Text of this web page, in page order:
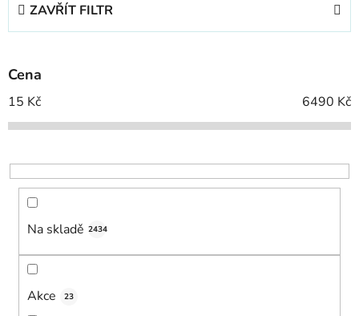
p
r
o
d
k
t
ZAVŘÍT FILTR
Cena
15 Kč 6490 Kč
Na skladě 2434
Akce 23